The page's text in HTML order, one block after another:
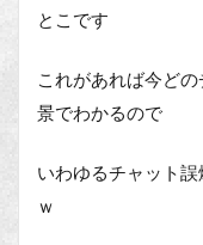
とこです
これがあれば今ど
景でわかるので
いわゆるチャット
ｗ